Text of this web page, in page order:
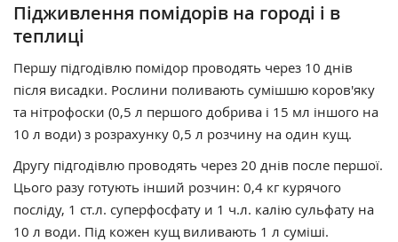
Підживлення помідорів на городі і в
теплиці
Першу підгодівлю помідор проводять через 10 днів
після висадки. Рослини поливають сумішшю коров'яку
та нітрофоски (0,5 л першого добрива і 15 мл іншого на
10 л води) з розрахунку 0,5 л розчину на один кущ.
Другу підгодівлю проводять через 20 днів после першої.
Цього разу готують інший розчин: 0,4 кг курячого
посліду, 1 ст.л. суперфосфату и 1 ч.л. калію сульфату на
10 л води. Під кожен кущ виливають 1 л суміші.